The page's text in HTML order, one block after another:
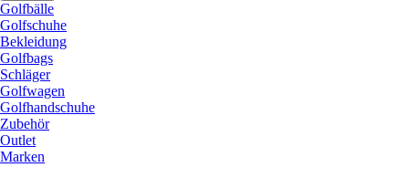
Golfbälle
Golfschuhe
Bekleidung
Golfbags
Schläger
Golfwagen
Golfhandschuhe
Zubehör
Outlet
Marken